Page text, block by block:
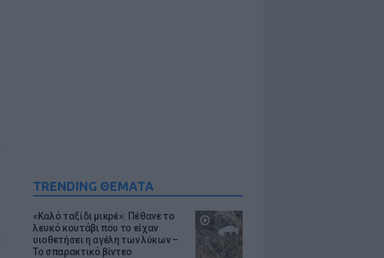
TRENDING ΘΕΜΑΤΑ
«Καλό ταξίδι μικρέ»: Πέθανε το
λευκό κουτάβι που το είχαν
υιοθετήσει η αγέλη των λύκων –
Το σπαρακτικό βίντεο